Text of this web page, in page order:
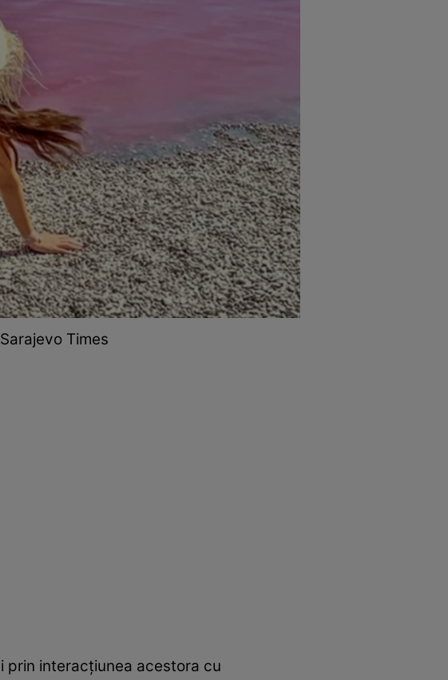
Times
prin interacțiunea acestora cu